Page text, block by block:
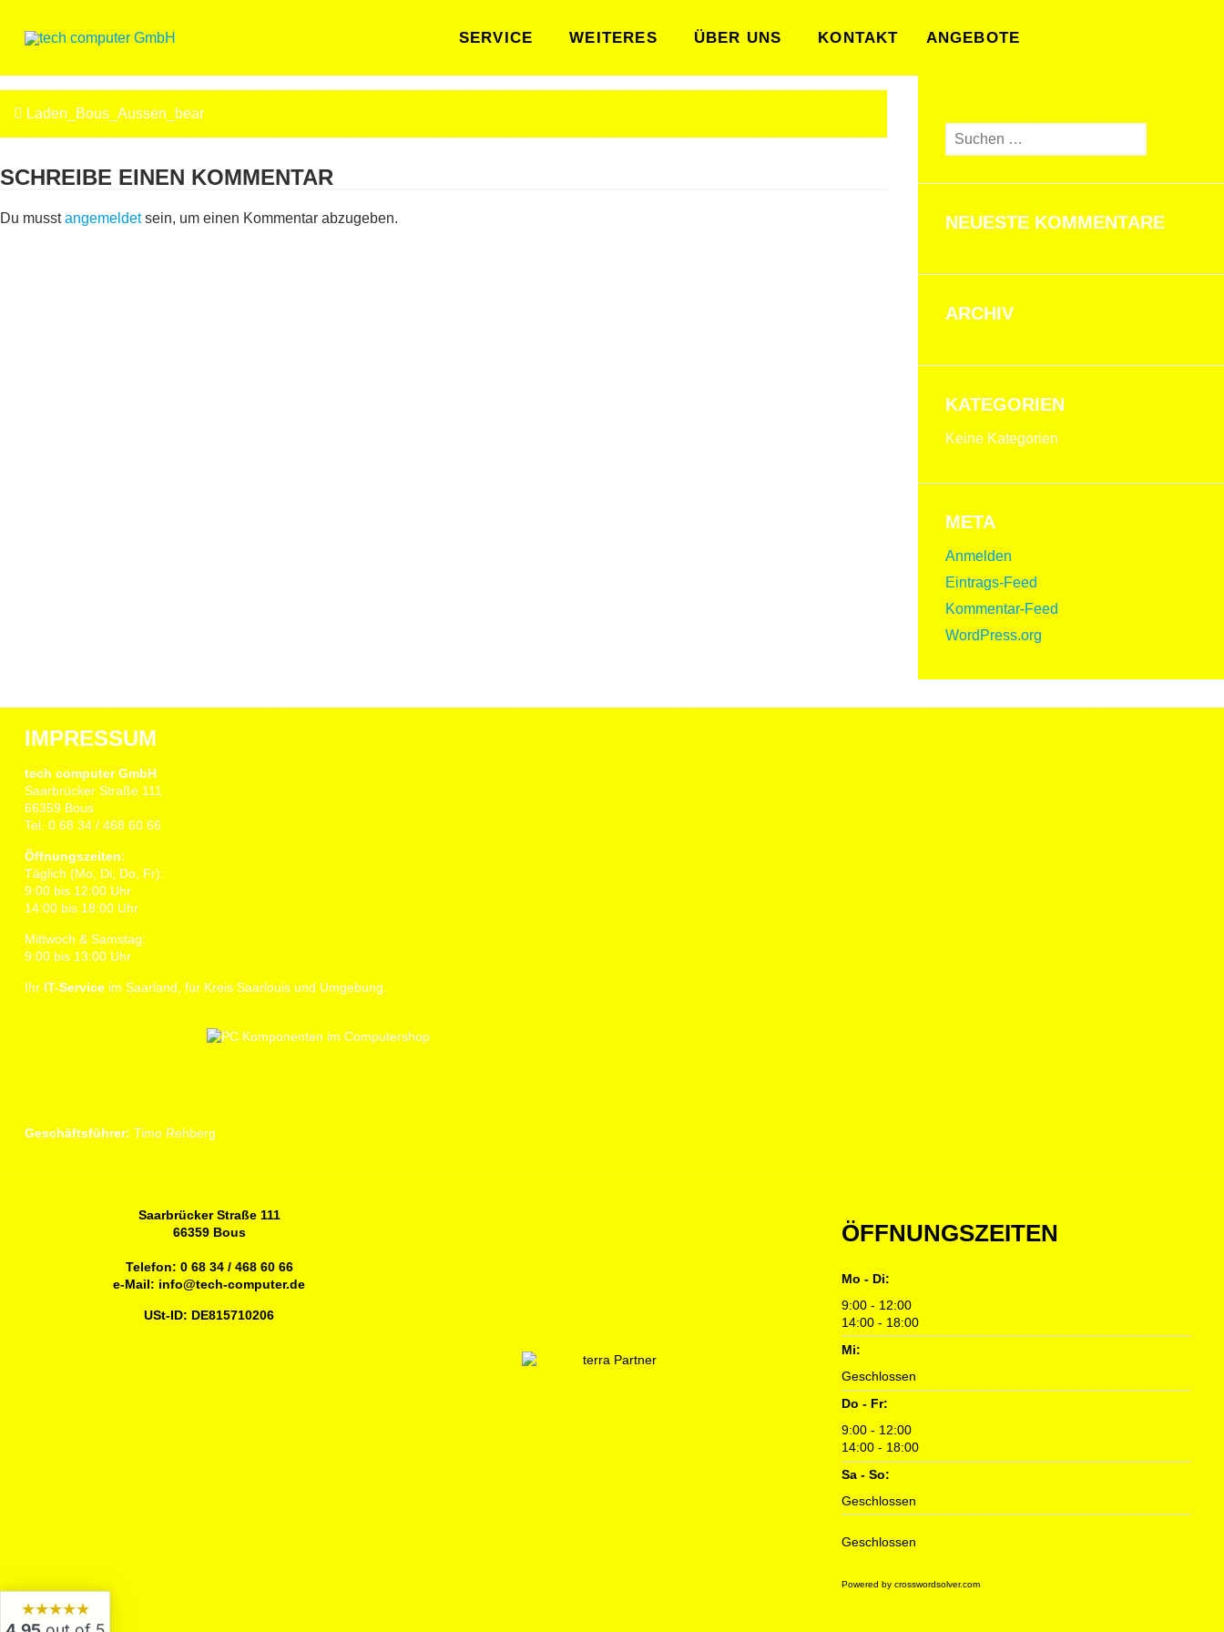
content
SERVICE WEITERES ÜBER UNS KONTAKT ANGEBOTE
BEITRAGSNAVIGATION
Laden_Bous_Aussen_bear
SCHREIBE EINEN KOMMENTAR
Du musstangemeldetsein, um einen Kommentar abzugeben.
Suchen
NEUESTE KOMMENTARE
ARCHIV
KATEGORIEN
Keine Kategorien
META
Anmelden
Eintrags-Feed
Kommentar-Feed
WordPress.org
IMPRESSUM
tech computer GmbH
Saarbrücker Straße 111
66359 Bous
Tel. 0 68 34 / 468 60 66
Öffnungszeiten:
Täglich (Mo, Di, Do, Fr):
9:00 bis 12:00 Uhr
14:00 bis 18:00 Uhr
Mittwoch & Samstag:
9:00 bis 13:00 Uhr
Ihr IT-Serviceim Saarland, für Kreis Saarlouis und Umgebung.
Geschäftsführer: Timo Rehberg
Saarbrücker Straße 111
66359 Bous
Telefon: 0 68 34 / 468 60 66
e-Mail: info@tech-computer.de
USt-ID: DE815710206
ÖFFNUNGSZEITEN
Mo - Di:
9:00 - 12:00
14:00 - 18:00
Mi:
Geschlossen
Do - Fr:
9:00 - 12:00
14:00 - 18:00
Sa - So:
Geschlossen
Geschlossen
Powered by crosswordsolver.com
★★★★★